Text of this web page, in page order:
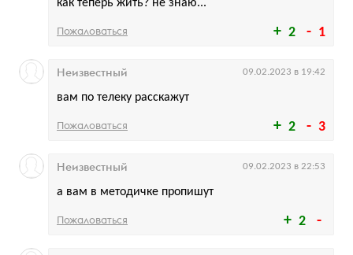
2 1
как теперь жить? не знаю...
Пожаловаться
2 3
вам по телеку расскажут
Неизвестный 09.02.2023 в 19:42
Пожаловаться
2
а вам в методичке пропишут
Неизвестный 09.02.2023 в 22:53
Пожаловаться